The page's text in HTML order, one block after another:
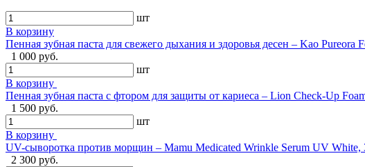
шт
В корзину
Пенная зубная паста для свежего дыхания и здоровья десен – Kao Pureora
1 000 руб.
шт
В корзину
Пенная зубная паста с фтором для защиты от кариеса – Lion Check-Up
1 500 руб.
шт
В корзину
UV-сыворотка против морщин – Mamu Medicated Wrinkle Serum UV White,
2 300 руб.